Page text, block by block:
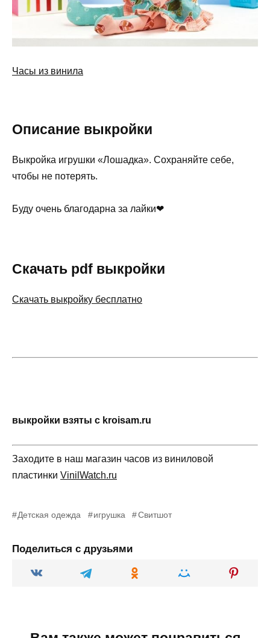
Часы из винила
Описание выкройки
Выкройка игрушки «Лошадка». Сохраняйте себе,
чтобы не потерять.
Буду очень благодарна за лайки❤
Скачать pdf выкройки
Скачать выкройку бесплатно
выкройки взяты с kroisam.ru
Заходите в наш магазин часов из виниловой
пластинки VinilWatch.ru
Детская одежда игрушка Свитшот
Поделиться с друзьями